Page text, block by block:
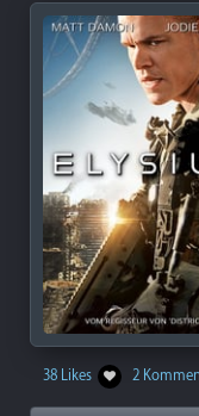
38 Likes 2